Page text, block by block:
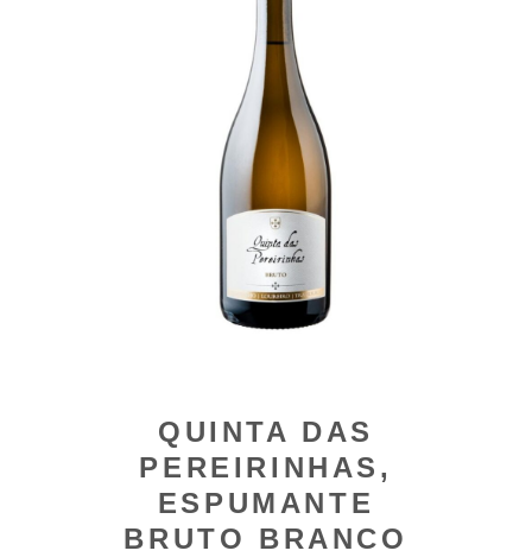
QUINTA DAS
PEREIRINHAS,
ESPUMANTE
BRUTO BRANCO